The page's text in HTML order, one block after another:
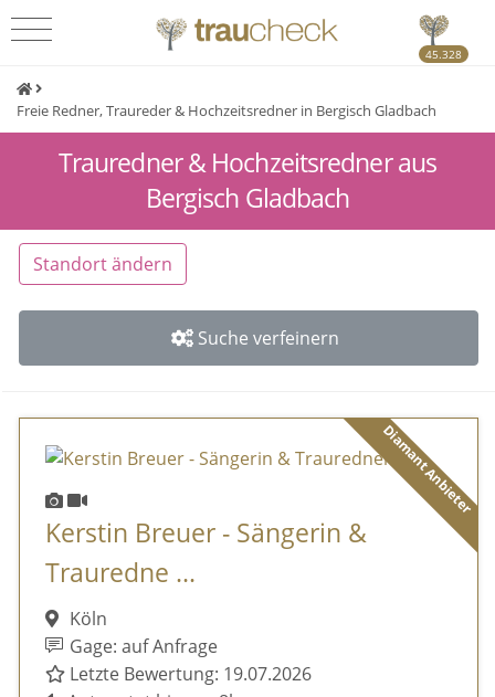
45.328
Freie Redner, Traureder & Hochzeitsredner in Bergisch Gladbach
Trauredner & Hochzeitsredner aus
Bergisch Gladbach
Standort ändern
Suche verfeinern
Diamant Anbieter
Kerstin Breuer - Sängerin &
Trauredne ...
Köln
Gage: auf Anfrage
Letzte Bewertung: 19.07.2026